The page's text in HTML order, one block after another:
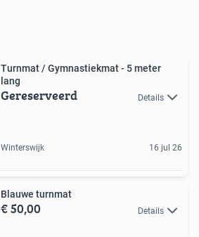
Turnmat / Gymnastiekmat - 5 meter
lang
Gereserveerd Details
Winterswijk 16 jul 26
Blauwe turnmat
€ 50,00 Details